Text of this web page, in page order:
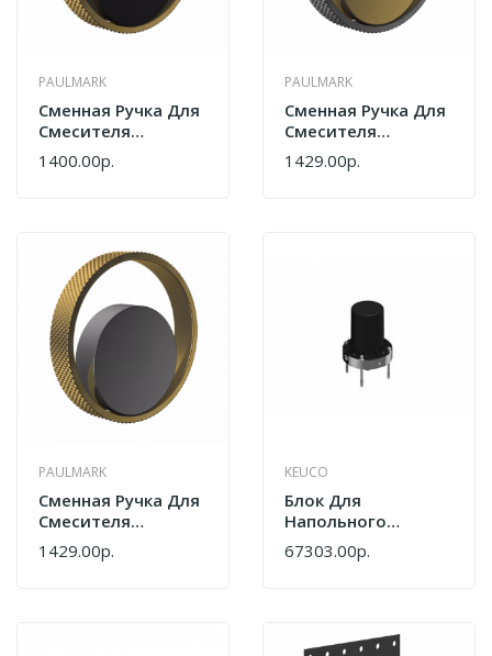
PAULMARK
Сменная Ручка Для
Смесителя
Paulmark Ur213104-
AN-BG
1400.00р.
PAULMARK
Сменная Ручка Для
Смесителя
Paulmark Ur213104-
BG-GM
1429.00р.
PAULMARK
Сменная Ручка Для
Смесителя
Paulmark Ur213104-
GM-BG
1429.00р.
KEUCO
Блок Для
Напольного
Монтажа
Смесителя Для
67303.00р.